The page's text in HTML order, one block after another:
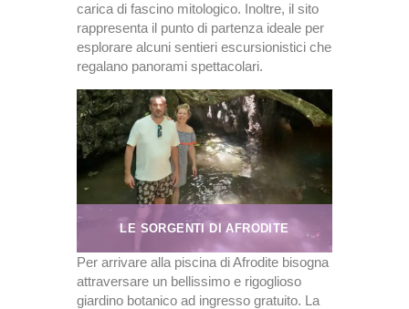
carica di fascino mitologico. Inoltre, il sito
rappresenta il punto di partenza ideale per
esplorare alcuni sentieri escursionistici che
regalano panorami spettacolari.
LE SORGENTI DI AFRODITE
Per arrivare alla piscina di Afrodite bisogna
attraversare un bellissimo e rigoglioso
giardino botanico ad ingresso gratuito. La